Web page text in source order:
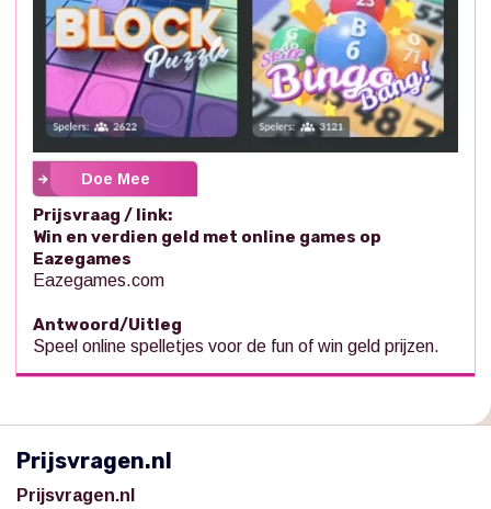
Doe Mee
Prijsvraag / link:
Win en verdien geld met online games op
Eazegames
Eazegames.com
Antwoord/Uitleg
Speel online spelletjes voor de fun of win geld prijzen.
Prijsvragen.nl
Prijsvragen.nl